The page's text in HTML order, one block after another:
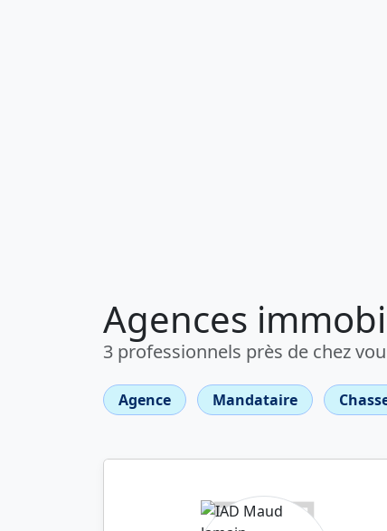
Agences
3 professionnels près de chez
Agence Mandataire